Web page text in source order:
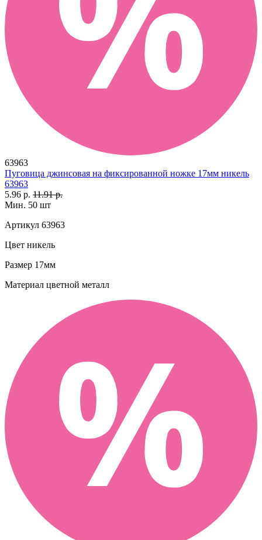
63963
Пуговица джинсовая на фиксированной ножке 17мм никель
63963
5.96 р. 11.91 р.
Мин. 50 шт
Артикул 63963
Цвет никель
Размер 17мм
Материал цветной металл